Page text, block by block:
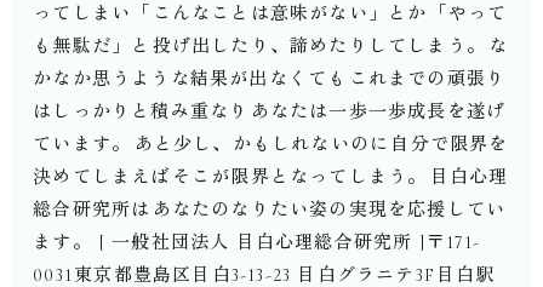
ってしまい⁡「こんなことは意味がない」とか⁡「やって
も無駄だ」と⁡投げ出したり、諦めたりしてしまう。⁡⁡な
かなか思うような結果が出なくても⁡これまでの頑張り
はしっかりと積み重なり⁡あなたは一歩一歩成長を遂げ
ています。⁡⁡あと少し、かもしれないのに⁡自分で限界を
決めてしまえば⁡そこが限界となってしまう。⁡⁡目白心理
総合研究所は⁡あなたのなりたい姿の実現を応援してい
ます。⁡⁡⁡⁡⁡[ 一般社団法人 目白心理総合研究所 ]⁡〒171-
0031⁡東京都豊島区目白3-13-23 目白グラニテ3F⁡目白駅